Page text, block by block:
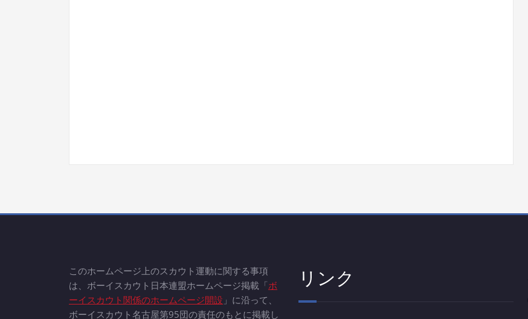
このホームページ上のスカウト運動に関する事項
は、ボーイスカウト日本連盟ホームページ掲載「ボ
ーイスカウト関係のホームページ開設 」に沿って、
ボーイスカウト名古屋第95団の責任のもとに掲載し
リンク